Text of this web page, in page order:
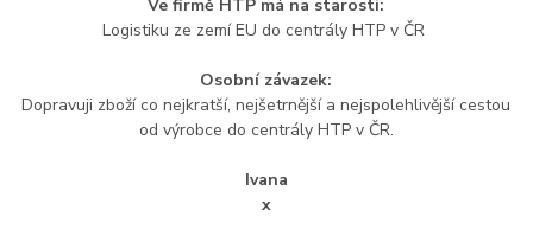
Ve firmě HTP má na starosti:
Logistiku ze zemí EU do centrály HTP v ČR
Osobní závazek:
Dopravuji zboží co nejkratší, nejšetrnější a nejspolehlivější cestou
od výrobce do centrály HTP v ČR.
Ivana
x